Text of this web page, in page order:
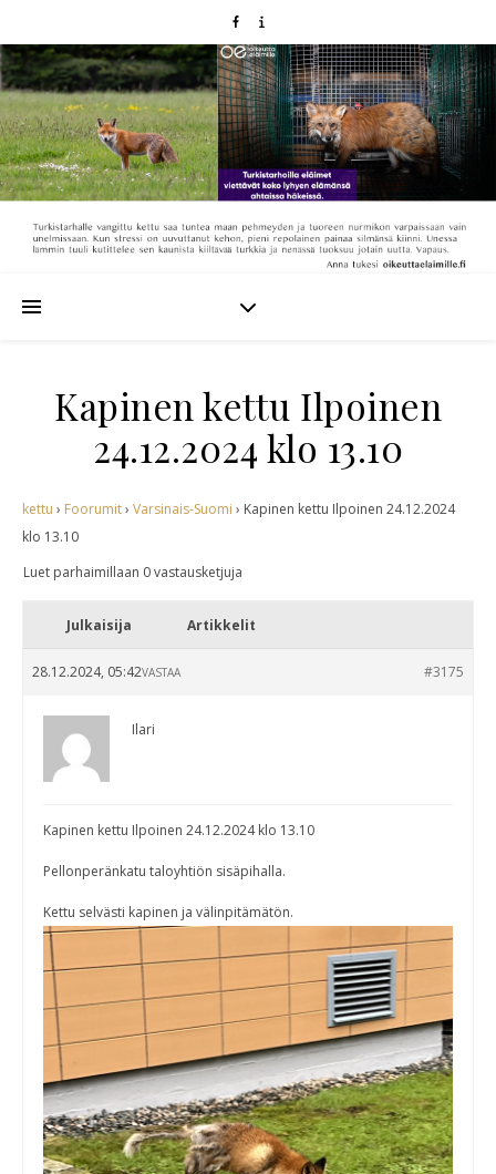
Kapinen kettu Ilpoinen
24.12.2024 klo 13.10
kettu › Foorumit› Varsinais-Suomi › Kapinen kettu Ilpoinen 24.12.2024
klo 13.10
Luet parhaimillaan 0 vastausketjuja
Julkaisija Artikkelit
28.12.2024, 05:42 #3175
VASTAA
Ilari
Kapinen kettu Ilpoinen 24.12.2024 klo 13.10
Pellonperänkatu taloyhtiön sisäpihalla.
Kettu selvästi kapinen ja välinpitämätön.